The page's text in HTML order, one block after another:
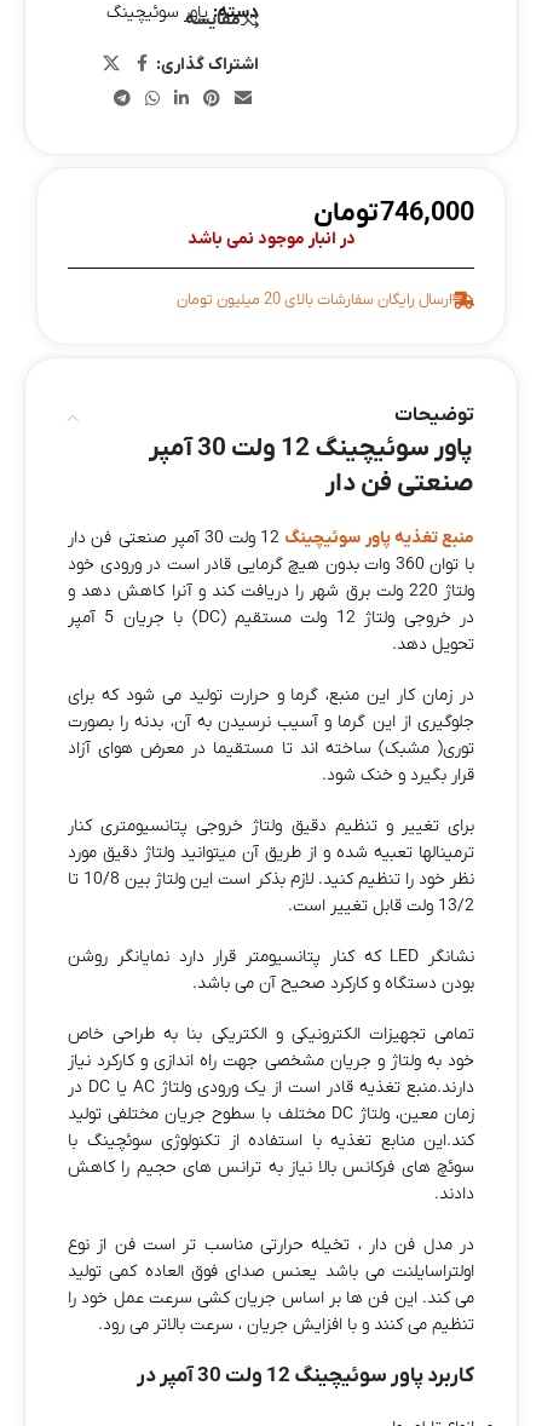
دسته: پاور سوئیچینگمقایسه
اشتراک گذاری:
746,000تومان
در انبار موجود نمی باشد
ارسال رایگان سفارشات بالای 20 میلیون تومان
توضیحات
پاور سوئیچینگ 12 ولت 30 آمپر
صنعتی فن دار
منبع تغذیه پاور سوئیچینگ
12 ولت 30 آمپر صنعتی فن دار
با توان 360 وات بدون هیچ گرمایی قادر است در ورودی خود
ولتاژ 220 ولت برق شهر را دریافت کند و آنرا کاهش دهد و
در خروجی ولتاژ 12 ولت مستقیم (DC) با جریان 5 آمپر
تحویل دهد.
در زمان کار این منبع، گرما و حرارت تولید می شود که برای
جلوگیری از این گرما و آسیب نرسیدن به آن، بدنه را بصورت
توری( مشبک) ساخته اند تا مستقیما در معرض هوای آزاد
قرار بگیرد و خنک شود.
برای تغییر و تنظیم دقیق ولتاژ خروجی پتانسیومتری کنار
ترمینالها تعبیه شده و از طریق آن میتوانید ولتاژ دقیق مورد
نظر خود را تنظیم کنید. لازم بذکر است این ولتاژ بین 10/8 تا
13/2 ولت قابل تغییر است.
نشانگر LED که کنار پتانسیومتر قرار دارد نمایانگر روشن
بودن دستگاه و کارکرد صحیح آن می باشد.
تمامی تجهیزات الکترونیکی و الکتریکی بنا به طراحی خاص
خود به ولتاژ و جریان مشخصی جهت راه اندازی و کارکرد نیاز
دارند.منبع تغذیه قادر است از یک ورودی ولتاژ AC یا DC در
زمان معین، ولتاژ DC مختلف با سطوح جریان مختلفی تولید
کند.این منابع تغذیه با استفاده از تکنولوژی سوئچینگ با
سوئچ های فرکانس بالا نیاز به ترانس های حجیم را کاهش
دادند.
در مدل فن دار ، تخیله حرارتی مناسب تر است فن از نوع
اولتراسایلنت می باشد یعنس صدای فوق العاده کمی تولید
می کند. این فن ها بر اساس جریان کشی سرعت عمل خود را
تنظیم می کنند و با افزایش جریان ، سرعت بالاتر می رود.
کاربرد پاور سوئیچینگ 12 ولت 30 آمپر در